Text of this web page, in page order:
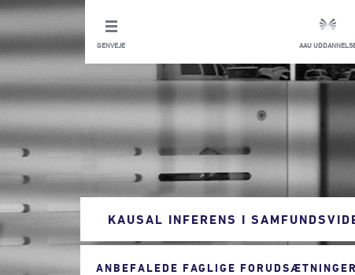
GENVEJE AAU
KAUSAL INFERENS I
ANBEFALEDE FAGLIGE